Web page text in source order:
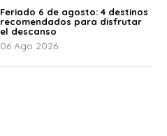
Feriado 6 de agosto: 4 destinos
recomendados para disfrutar
el descanso
06 Ago 2026